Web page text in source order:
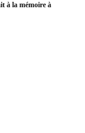
à la mémoire à